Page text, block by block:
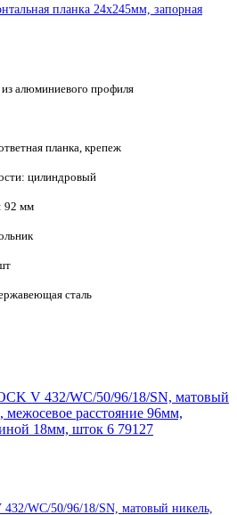
планка 24x245мм, запорная
из алюминиевого профиля
планка, крепеж
цилиндровый
92 мм
сталь
WC/50/96/18/SN, матовый никель,